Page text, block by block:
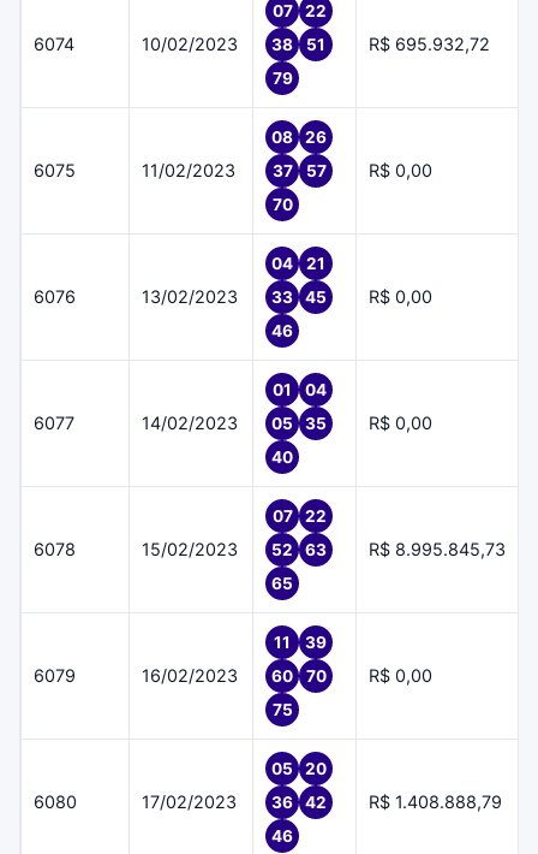
6074 10/02/2023
07
22
38
51
79
R$ 695.932,72
6075 11/02/2023
08
26
37
57
70
R$ 0,00
6076 13/02/2023
04
21
33
45
46
R$ 0,00
6077 14/02/2023
01
04
05
35
40
R$ 0,00
6078 15/02/2023
07
22
52
63
65
R$ 8.995.845,73
6079 16/02/2023
11
39
60
70
75
R$ 0,00
6080 17/02/2023
05
20
36
42
46
R$ 1.408.888,79